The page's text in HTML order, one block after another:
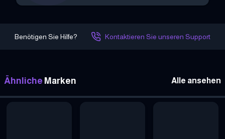
Benötigen Sie Hilfe? Kontaktieren Sie unseren Support
Ähnliche Marken Alle ansehen